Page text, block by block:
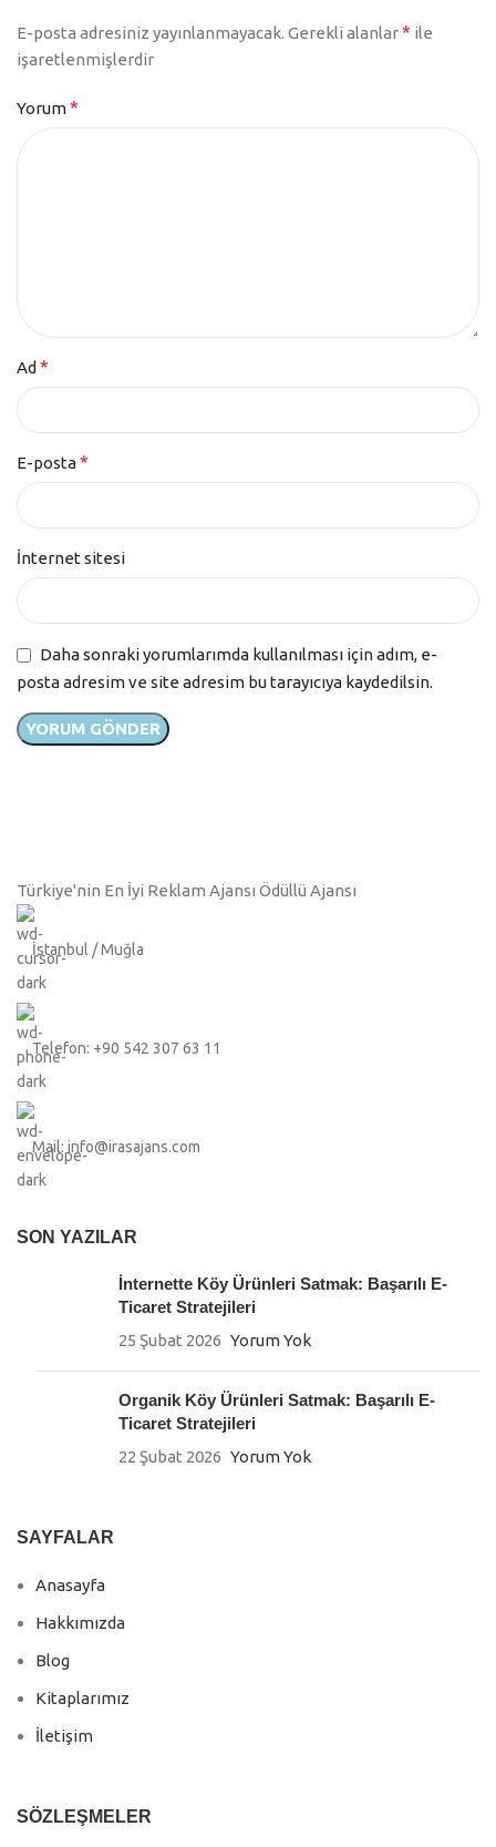
E-posta adresiniz yayınlanmayacak. Gerekli alanlar* ile
işaretlenmişlerdir
Yorum*
Ad *
E-posta*
İnternet sitesi
Daha sonraki yorumlarımda kullanılması için adım, e-
posta adresim ve site adresim bu tarayıcıya kaydedilsin.
Türkiye'nin En İyi Reklam Ajansı Ödüllü Ajansı
İstanbul / Muğla
Telefon: +90 542 307 63 11
Mail: info@irasajans.com
SON YAZILAR
İnternette Köy Ürünleri Satmak: Başarılı E-
Ticaret Stratejileri
25 Şubat 2026 Yorum Yok
Organik Köy Ürünleri Satmak: Başarılı E-
Ticaret Stratejileri
22 Şubat 2026 Yorum Yok
SAYFALAR
Anasayfa
Hakkımızda
Blog
Kitaplarımız
İletişim
SÖZLEŞMELER